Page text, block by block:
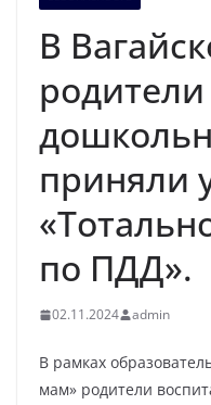
В
родители
приняли
по ПДД».
02.11.2024 admin
В рамках
мам» родители